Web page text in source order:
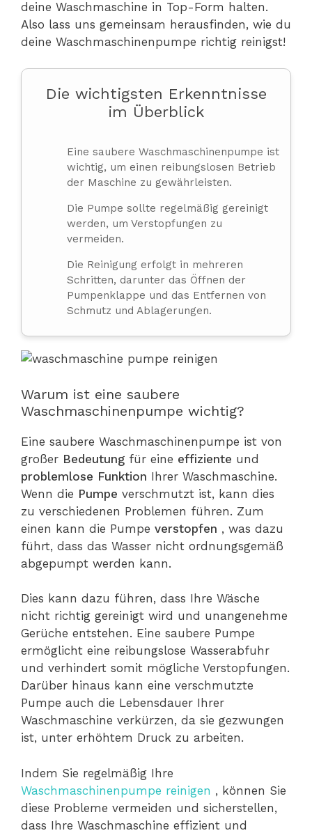
deine Waschmaschine in Top-Form halten.
Also lass uns gemeinsam herausfinden, wie du
deine Waschmaschinenpumpe richtig reinigst!
Die wichtigsten Erkenntnisse
im Überblick
Eine saubere Waschmaschinenpumpe ist
wichtig, um einen reibungslosen Betrieb
der Maschine zu gewährleisten.
Die Pumpe sollte regelmäßig gereinigt
werden, um Verstopfungen zu
vermeiden.
Die Reinigung erfolgt in mehreren
Schritten, darunter das Öffnen der
Pumpenklappe und das Entfernen von
Schmutz und Ablagerungen.
Warum ist eine saubere
Waschmaschinenpumpe wichtig?
Eine saubere Waschmaschinenpumpe ist von
großer Bedeutung für eine effiziente und
problemlose Funktion Ihrer Waschmaschine.
Wenn die Pumpe verschmutzt ist, kann dies
zu verschiedenen Problemen führen. Zum
einen kann die Pumpe verstopfen , was dazu
führt, dass das Wasser nicht ordnungsgemäß
abgepumpt werden kann.
Dies kann dazu führen, dass Ihre Wäsche
nicht richtig gereinigt wird und unangenehme
Gerüche entstehen. Eine saubere Pumpe
ermöglicht eine reibungslose Wasserabfuhr
und verhindert somit mögliche Verstopfungen.
Darüber hinaus kann eine verschmutzte
Pumpe auch die Lebensdauer Ihrer
Waschmaschine verkürzen, da sie gezwungen
ist, unter erhöhtem Druck zu arbeiten.
Indem Sie regelmäßig Ihre
Waschmaschinenpumpe reinigen , können Sie
diese Probleme vermeiden und sicherstellen,
dass Ihre Waschmaschine effizient und